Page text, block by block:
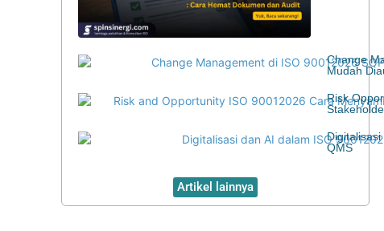
Change
Mudah
Risk
QMS
Artikel lainnya